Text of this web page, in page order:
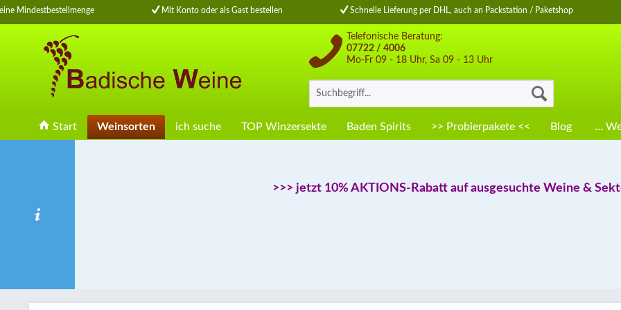
Mindestbestellmenge Mit Konto oder als Gast bestellen Schnelle Lieferung per DHL, auch an Packstation / Paketshop
Telefonische Beratung:
07722 / 4006
Mo-Fr 09 - 18 Uhr, Sa 09 - 13 Uhr
Start Weinsorten ich suche TOP Winzersekte Baden Spirits >> Probierpakete << Blog …
>>> jetzt 10% AKTIONS-Rabatt auf ausgesuchte Weine &